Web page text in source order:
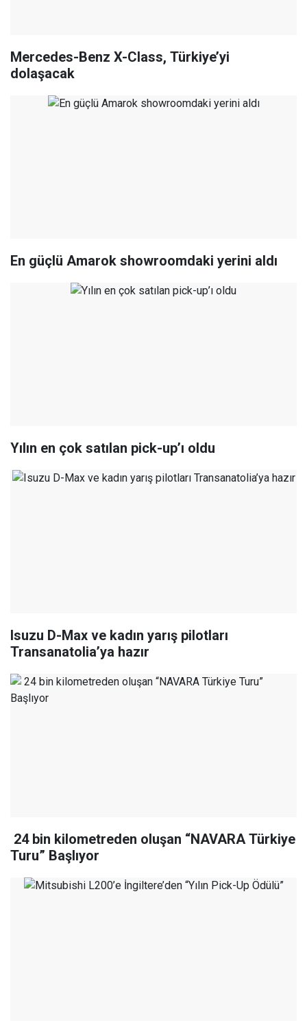
Mercedes-Benz X-Class, Türkiye’yi
dolaşacak
En güçlü Amarok showroomdaki yerini aldı
Yılın en çok satılan pick-up’ı oldu
Isuzu D-Max ve kadın yarış pilotları
Transanatolia’ya hazır
24 bin kilometreden oluşan “NAVARA Türkiye
Turu” Başlıyor